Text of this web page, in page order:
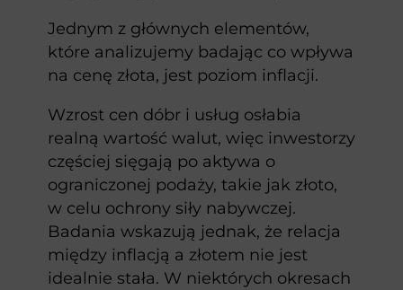
Jednym z głównych elementów,
które analizujemy badając co wpływa
na cenę złota, jest poziom inflacji.
Wzrost cen dóbr i usług osłabia
realną wartość walut, więc inwestorzy
częściej sięgają po aktywa o
ograniczonej podaży, takie jak złoto,
w celu ochrony siły nabywczej.
Badania wskazują jednak, że relacja
między inflacją a złotem nie jest
idealnie stała. W niektórych okresach